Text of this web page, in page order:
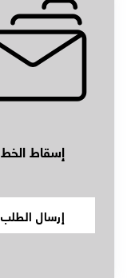
إسقاط الخط
إرسال الطلب